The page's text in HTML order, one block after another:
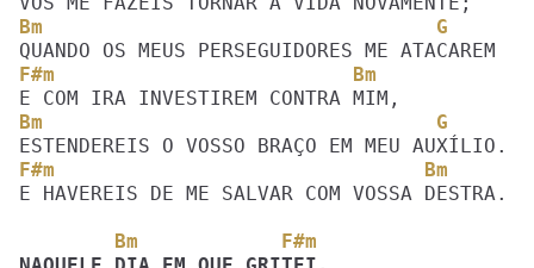
Bm                                 G
F#m                         Bm
Bm                                 G
F#m                               Bm
E HAVEREIS DE ME SALVAR COM VOSSA DESTRA.
        Bm            F#m